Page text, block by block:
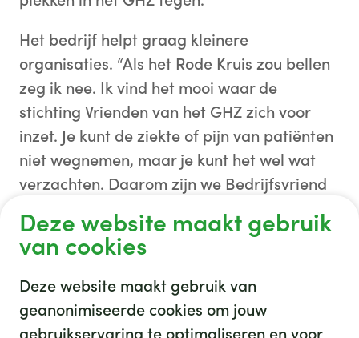
Het bedrijf helpt graag kleinere
organisaties. “Als het Rode Kruis zou bellen
zeg ik nee. Ik vind het mooi waar de
stichting Vrienden van het GHZ zich voor
inzet. Je kunt de ziekte of pijn van patiënten
niet wegnemen, maar je kunt het wel wat
verzachten. Daarom zijn we Bedrijfsvriend
projecten kosteloos realiseren. Want wat
doen voor elkaar hoort er gewoon bij.”
Deze website maakt gebruik
van cookies
Deze website maakt gebruik van
geanonimiseerde cookies om jouw